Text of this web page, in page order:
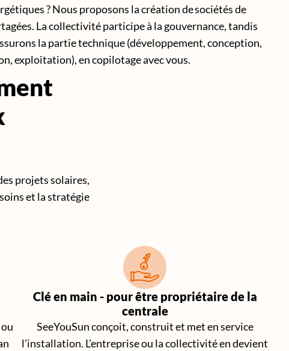
? Nous proposons la création desociétés de
. La collectivité participe à la gouvernance, tandis
la partie technique (développement, conception,
exploitation), en copilotage avec vous.
projets solaires,
et la stratégie
Clé en main - pour être propriétaire de la
centrale
SeeYouSun conçoit, construit et met en service
l’installation. L’entreprise ou la collectivité en devient